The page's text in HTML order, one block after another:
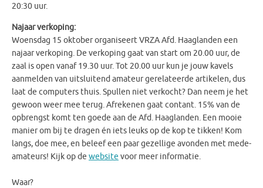
20:30 uur.
Najaarverkoping:
Woensdag 15 oktober organiseert VRZA Afd. Haaglanden een
najaar verkoping. De verkoping gaat van start om 20.00 uur, de
zaal is open vanaf 19.30 uur. Tot 20.00 uur kun je jouw kavels
aanmelden van uitsluitend amateur gerelateerde artikelen, dus
laat de computers thuis. Spullen niet verkocht? Dan neem je het
gewoon weer mee terug. Afrekenen gaat contant. 15% van de
opbrengst komt ten goede aan de Afd. Haaglanden. Een mooie
manier om bij te dragen én iets leuks op de kop te tikken! Kom
langs, doe mee, en beleef een paar gezellige avonden met mede-
amateurs! Kijk op de website voor meer informatie.
Waar?